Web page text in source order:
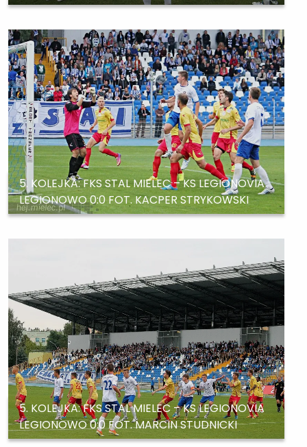
5. KOLEJKA: FKS STAL MIELEC – KS LEGIONOVIA
LEGIONOWO 0:0 FOT. KACPER STRYKOWSKI
5. KOLEJKA: FKS STAL MIELEC – KS LEGIONOVIA
LEGIONOWO 0:0 FOT. MARCIN STUDNICKI